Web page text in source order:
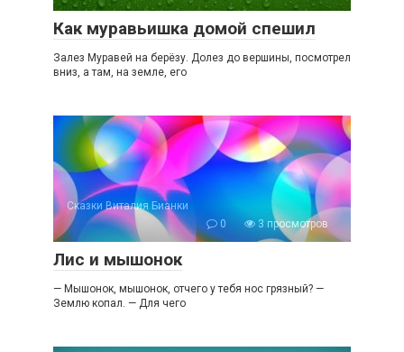
Как муравьишка домой спешил
Залез Муравей на берёзу. Долез до вершины, посмотрел
вниз, а там, на земле, его
Сказки Виталия Бианки
0
3 просмотров
Лис и мышонок
— Мышонок, мышонок, отчего у тебя нос грязный? —
Землю копал. — Для чего